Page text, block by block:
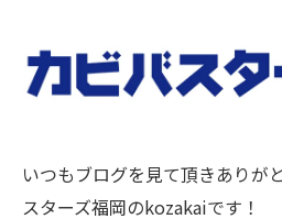
いつもブログを見て頂きありが
スターズ福岡のkozakaiです！